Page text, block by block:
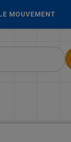
MOUVEMENT